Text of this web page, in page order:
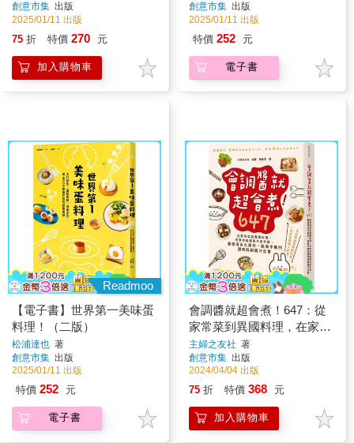
食譜(二版)
創意市集 出版
2025/01/11 出版
75 折 特價 270 元
加入購物車
打出的最強食譜
創意市集 出版
2025/01/11 出版
特價 252 元
電子書
Readmoo
【電子書】世界第一美味蛋
料理！（二版）
松浦達也 著
創意市集 出版
2025/01/11 出版
特價 252 元
電子書
會調醬就超會煮！647：從
家常菜到異國料理，在家也
能複製大廚手藝，最值得永
久保存、經典不敗的調味料
與醬汁全書
主婦之友社 著
創意市集 出版
2024/04/04 出版
75 折 特價 368 元
加入購物車